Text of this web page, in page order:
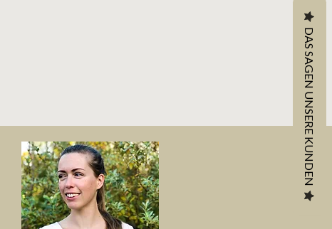
DAS SAGEN UNSERE KUNDEN